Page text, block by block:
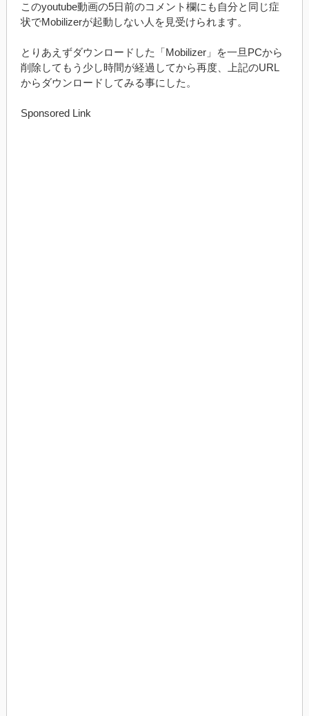
このyoutube動画の5日前のコメント欄にも自分と同じ症
状でMobilizerが起動しない人を見受けられます。
とりあえずダウンロードした「Mobilizer」を一旦PCから
削除してもう少し時間が経過してから再度、上記のURL
からダウンロードしてみる事にした。
Sponsored Link